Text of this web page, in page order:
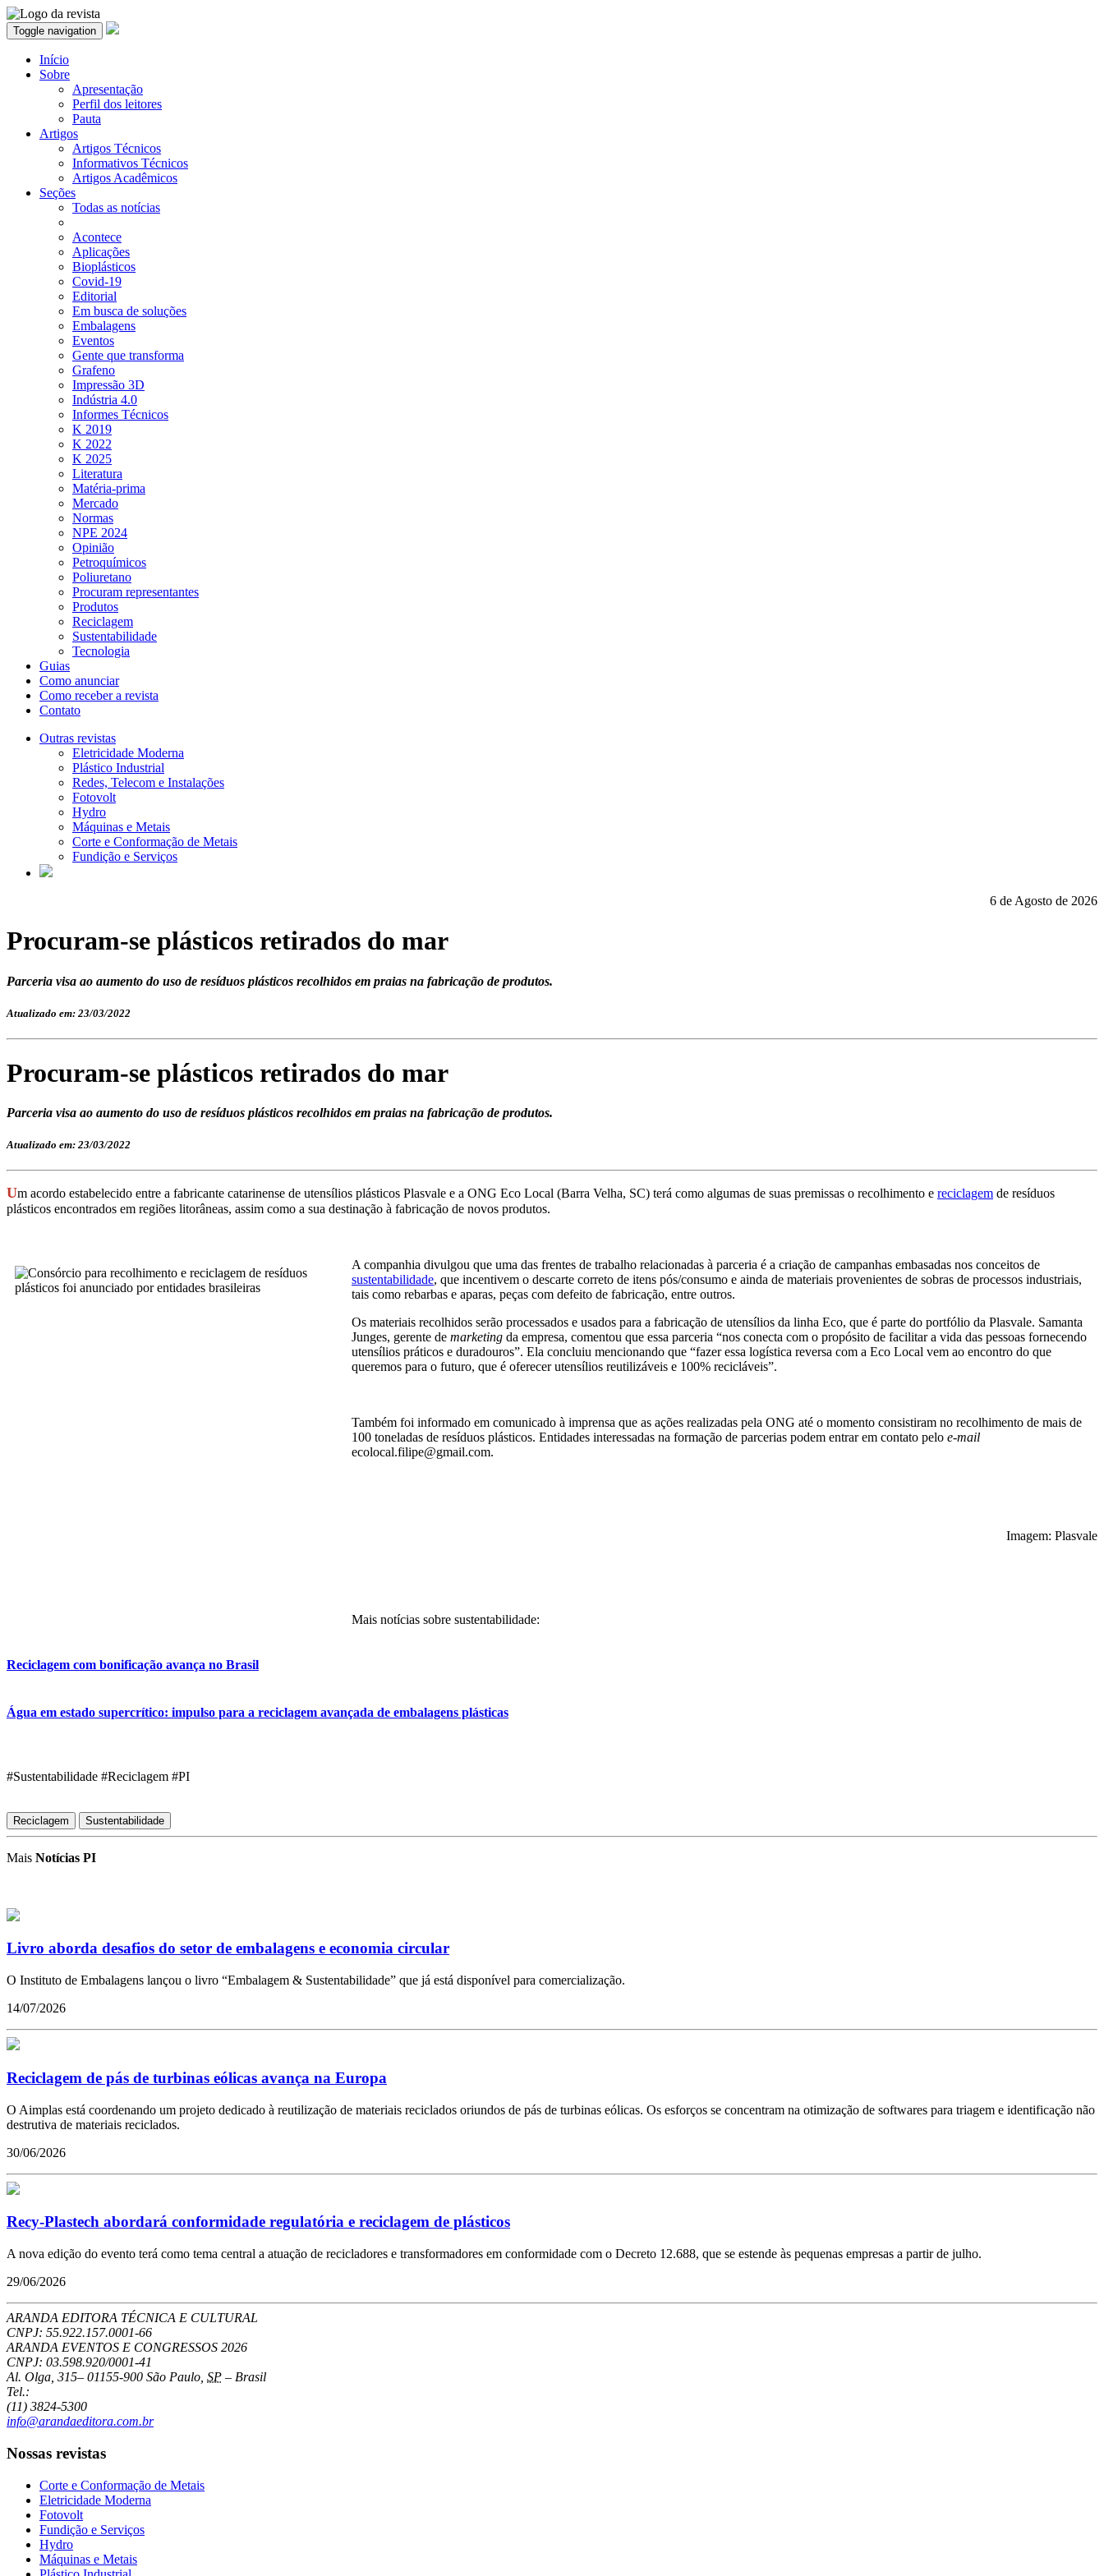
Toggle navigation
Início
Sobre
Apresentação
Perfil dos leitores
Pauta
Artigos
Artigos Técnicos
Informativos Técnicos
Artigos Acadêmicos
Seções
Todas as notícias
Acontece
Aplicações
Bioplásticos
Covid-19
Editorial
Em busca de soluções
Embalagens
Eventos
Gente que transforma
Grafeno
Impressão 3D
Indústria 4.0
Informes Técnicos
K 2019
K 2022
K 2025
Literatura
Matéria-prima
Mercado
Normas
NPE 2024
Opinião
Petroquímicos
Poliuretano
Procuram representantes
Produtos
Reciclagem
Sustentabilidade
Tecnologia
Guias
Como anunciar
Como receber a revista
Contato
Outras revistas
Eletricidade Moderna
Plástico Industrial
Redes, Telecom e Instalações
Fotovolt
Hydro
Máquinas e Metais
Corte e Conformação de Metais
Fundição e Serviços
6 de Agosto de 2026
Procuram-se plásticos retirados do mar
Parceria visa ao aumento do uso de resíduos plásticos recolhidos em praias na fabricação de produtos.
Atualizado em: 23/03/2022
Procuram-se plásticos retirados do mar
Parceria visa ao aumento do uso de resíduos plásticos recolhidos em praias na fabricação de produtos.
Atualizado em: 23/03/2022
Um acordo estabelecido entre a fabricante catarinense de utensílios plásticos Plasvale e a ONG Eco Local (Barra Velha, SC) terá como algumas de suas premissas o recolhimento e reciclagem de resíduos
plásticos encontrados em regiões litorâneas, assim como a sua destinação à fabricação de novos produtos.
A companhia divulgou que uma das frentes de trabalho relacionadas à parceria é a criação de campanhas embasadas nos conceitos de
sustentabilidade, que incentivem o descarte correto de itens pós/consumo e ainda de materiais provenientes de sobras de processos industriais,
tais como rebarbas e aparas, peças com defeito de fabricação, entre outros.
Os materiais recolhidos serão processados e usados para a fabricação de utensílios da linha Eco, que é parte do portfólio da Plasvale. Samanta
Junges, gerente de marketing da empresa, comentou que essa parceria “nos conecta com o propósito de facilitar a vida das pessoas fornecendo
utensílios práticos e duradouros”. Ela concluiu mencionando que “fazer essa logística reversa com a Eco Local vem ao encontro do que
queremos para o futuro, que é oferecer utensílios reutilizáveis e 100% recicláveis”.
Também foi informado em comunicado à imprensa que as ações realizadas pela ONG até o momento consistiram no recolhimento de mais de
100 toneladas de resíduos plásticos. Entidades interessadas na formação de parcerias podem entrar em contato pelo e-mail
ecolocal.filipe@gmail.com.
Imagem: Plasvale
Mais notícias sobre sustentabilidade:
Reciclagem com bonificação avança no Brasil
Água em estado supercrítico: impulso para a reciclagem avançada de embalagens plásticas
#Sustentabilidade #Reciclagem #PI
Reciclagem Sustentabilidade
Mais Notícias PI
Livro aborda desafios do setor de embalagens e economia circular
O Instituto de Embalagens lançou o livro “Embalagem & Sustentabilidade” que já está disponível para comercialização.
14/07/2026
Reciclagem de pás de turbinas eólicas avança na Europa
O Aimplas está coordenando um projeto dedicado à reutilização de materiais reciclados oriundos de pás de turbinas eólicas. Os esforços se concentram na otimização de softwares para triagem e identificação não
destrutiva de materiais reciclados.
30/06/2026
Recy-Plastech abordará conformidade regulatória e reciclagem de plásticos
A nova edição do evento terá como tema central a atuação de recicladores e transformadores em conformidade com o Decreto 12.688, que se estende às pequenas empresas a partir de julho.
29/06/2026
ARANDA EDITORA TÉCNICA E CULTURAL
CNPJ: 55.922.157.0001-66
ARANDA EVENTOS E CONGRESSOS 2026
CNPJ: 03.598.920/0001-41
Al. Olga, 315– 01155-900 São Paulo SP – Brasil
Tel.:
(11) 3824-5300
info@arandaeditora.com.br
Nossas revistas
Corte e Conformação de Metais
Eletricidade Moderna
Fotovolt
Fundição e Serviços
Hydro
Máquinas e Metais